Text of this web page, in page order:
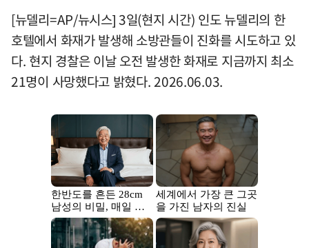
[뉴델리=AP/뉴시스] 3일(현지 시간) 인도 뉴델리의 한
호텔에서 화재가 발생해 소방관들이 진화를 시도하고 있
다. 현지 경찰은 이날 오전 발생한 화재로 지금까지 최소
21명이 사망했다고 밝혔다. 2026.06.03.